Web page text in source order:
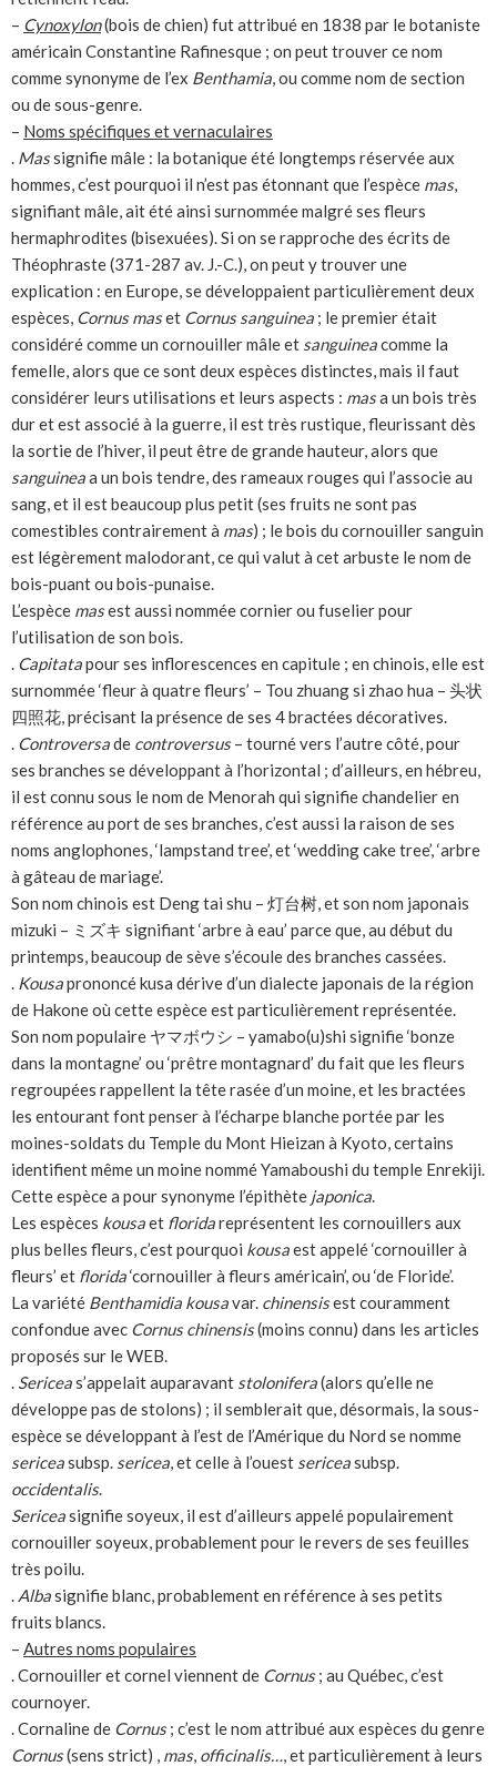
– Cynoxylon(bois de chien) fut attribué en 1838 par le botaniste
américain Constantine Rafinesque ; on peut trouver ce nom
comme synonyme de l’ex Benthamia, ou comme nom de section
ou de sous-genre.
– Noms spécifiques et vernaculaires
. Massignifie mâle : la botanique été longtemps réservée aux
hommes, c’est pourquoi il n’est pas étonnant que l’espèce mas,
signifiant mâle, ait été ainsi surnommée malgré ses fleurs
hermaphrodites (bisexuées). Si on se rapproche des écrits de
Théophraste (371-287 av. J.-C.), on peut y trouver une
explication : en Europe, se développaient particulièrement deux
espèces, Cornus maset Cornus sanguinea ; le premier était
considéré comme un cornouiller mâle et sanguineacomme la
femelle, alors que ce sont deux espèces distinctes, mais il faut
considérer leurs utilisations et leurs aspects : masa un bois très
dur et est associé à la guerre, il est très rustique, fleurissant dès
la sortie de l’hiver, il peut être de grande hauteur, alors que
sanguineaa un bois tendre, des rameaux rouges qui l’associe au
sang, et il est beaucoup plus petit (ses fruits ne sont pas
comestibles contrairement à mas) ; le bois du cornouiller sanguin
est légèrement malodorant, ce qui valut à cet arbuste le nom de
bois-puant ou bois-punaise.
L’espèce masest aussi nommée cornier ou fuselier pour
l’utilisation de son bois.
. Capitatapour ses inflorescences en capitule ; en chinois, elle est
surnommée ‘fleur à quatre fleurs’ – Tou zhuang si zhao hua – 头状
四照花, précisant la présence de ses 4 bractées décoratives.
. Controversade controversus– tourné vers l’autre côté, pour
ses branches se développant à l’horizontal ; d’ailleurs, en hébreu,
il est connu sous le nom de Menorah qui signifie chandelier en
référence au port de ses branches, c’est aussi la raison de ses
noms anglophones, ‘lampstand tree’, et ‘wedding cake tree’, ‘arbre
à gâteau de mariage’.
Son nom chinois est Deng tai shu – 灯台树, et son nom japonais
mizuki – ミズキ signifiant ‘arbre à eau’ parce que, au début du
printemps, beaucoup de sève s’écoule des branches cassées.
. Kousaprononcé kusa dérive d’un dialecte japonais de la région
de Hakone où cette espèce est particulièrement représentée.
Son nom populaire ヤマボウシ – yamabo(u)shi signifie ‘bonze
dans la montagne’ ou ‘prêtre montagnard’ du fait que les fleurs
regroupées rappellent la tête rasée d’un moine, et les bractées
les entourant font penser à l’écharpe blanche portée par les
moines-soldats du Temple du Mont Hieizan à Kyoto, certains
identifient même un moine nommé Yamaboushi du temple Enrekiji.
Cette espèce a pour synonyme l’épithète japonica.
Les espèces kousaet floridareprésentent les cornouillers aux
plus belles fleurs, c’est pourquoi kousaest appelé ‘cornouiller à
fleurs’ et florida‘cornouiller à fleurs américain’, ou ‘de Floride’.
La variété Benthamidia kousavar. chinensisest couramment
confondue avec Cornus chinensis(moins connu) dans les articles
proposés sur le WEB.
. Sericeas’appelait auparavant stolonifera(alors qu’elle ne
développe pas de stolons) ; il semblerait que, désormais, la sous-
espèce se développant à l’est de l’Amérique du Nord se nomme
sericeasubsp. sericea, et celle à l’ouest sericeasubsp.
occidentalis.
Sericeasignifie soyeux, il est d’ailleurs appelé populairement
cornouiller soyeux, probablement pour le revers de ses feuilles
très poilu.
. Albasignifie blanc, probablement en référence à ses petits
fruits blancs.
– Autres noms populaires
. Cornouiller et cornel viennent de Cornus; au Québec, c’est
cournoyer.
. Cornaline de Cornus; c’est le nom attribué aux espèces du genre
Cornus(sens strict) , mas, officinalis…, et particulièrement à leurs